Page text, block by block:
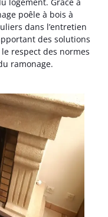
poêle à bois à
dans l’entretien
des solutions
respect des normes
ramonage.